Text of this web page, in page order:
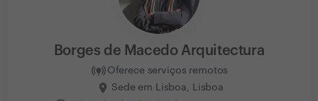
Borges de Macedo Arquitectura
Oferece serviços remotos
Sede em Lisboa, Lisboa